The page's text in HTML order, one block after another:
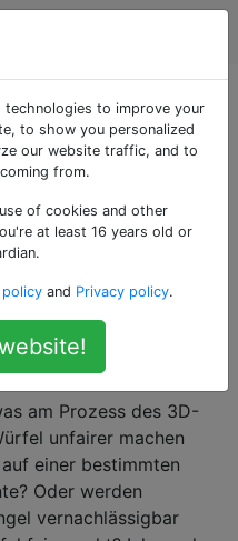
wird eine
eines Objekts
Würfel fair
am Prozess des 3D-
unfairer machen
einer bestimmten
Oder werden
vernachlässigbar
technologies to improve your
to show you personalized
our website traffic, and to
from.
of cookies and other
at least 16 years old or
and Privacy policy.